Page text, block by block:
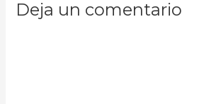
Deja un comentario